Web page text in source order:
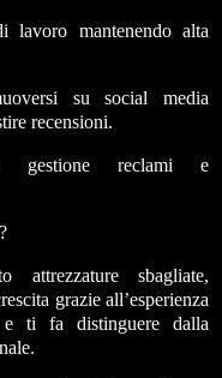
lavoro mantenendo alta
su social media
recensioni.
gestione reclami e
attrezzature sbagliate,
grazie all’esperienza
ti fa distinguere dalla